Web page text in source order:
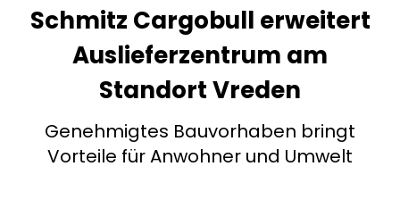
Schmitz Cargobull erweitert
Auslieferzentrum am
Standort Vreden
Genehmigtes Bauvorhaben bringt
Vorteile für Anwohner und Umwelt